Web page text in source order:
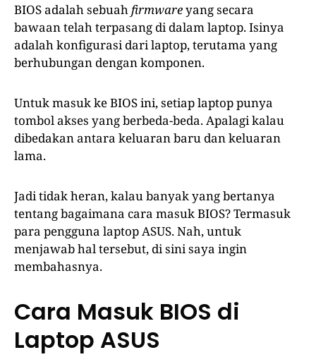
BIOS adalah sebuahfirmwareyang secara
bawaan telah terpasang di dalam laptop. Isinya
adalah konfigurasi dari laptop, terutama yang
berhubungan dengan komponen.
Untuk masuk ke BIOS ini, setiap laptop punya
tombol akses yang berbeda-beda. Apalagi kalau
dibedakan antara keluaran baru dan keluaran
lama.
Jadi tidak heran, kalau banyak yang bertanya
tentang bagaimana cara masuk BIOS? Termasuk
para pengguna laptop ASUS. Nah, untuk
menjawab hal tersebut, di sini saya ingin
membahasnya.
Cara Masuk BIOS di
Laptop ASUS